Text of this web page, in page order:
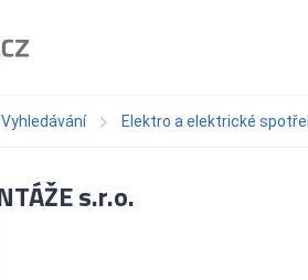
Vyhledávání Elektro a elektrické
s.r.o.